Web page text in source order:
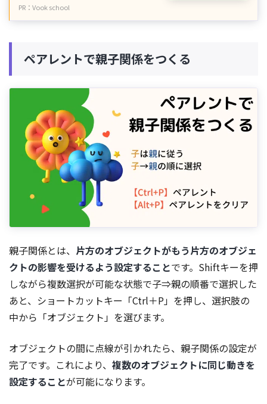
PR：Vook school
ペアレントで親子関係をつくる
親子関係とは、 片方のオブジェクトがもう片方のオブジェ
クトの影響を受けるよう設定することです。Shiftキーを押
しながら複数選択が可能な状態で子⇒親の順番で選択した
あと、ショートカットキー「Ctrl＋P」を押し、選択肢の
中から「オブジェクト」を選びます。
オブジェクトの間に点線が引かれたら、親子関係の設定が
完了です。これにより、 複数のオブジェクトに同じ動きを
設定することが可能になります。